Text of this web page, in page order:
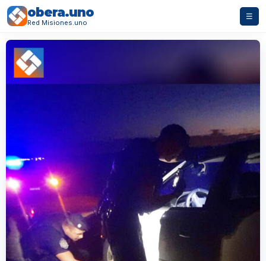
obera.uno
Red Misiones.uno
☰